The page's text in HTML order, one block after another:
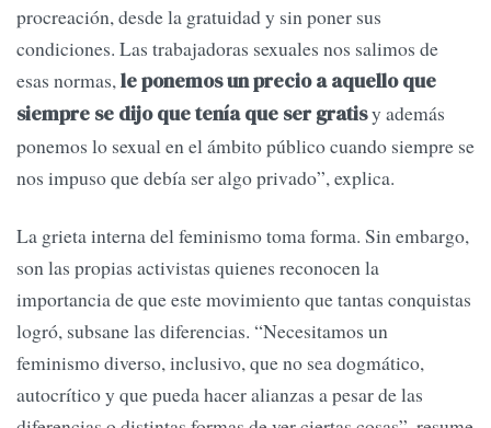
procreación, desde la gratuidad y sin poner sus
condiciones. Las trabajadoras sexuales nos salimos de
esas normas,le ponemos un precio a aquello que
siempre se dijo que tenía que ser gratisy además
ponemos lo sexual en el ámbito público cuando siempre se
nos impuso que debía ser algo privado”, explica.
La grieta interna del feminismo toma forma. Sin embargo,
son las propias activistas quienes reconocen la
importancia de que este movimiento que tantas conquistas
logró, subsane las diferencias. “Necesitamos un
feminismo diverso, inclusivo, que no sea dogmático,
autocrítico y que pueda hacer alianzas a pesar de las